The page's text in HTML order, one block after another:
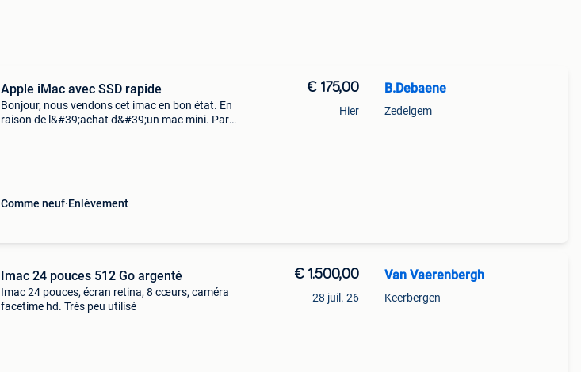
Apple iMac avec SSD rapide
Bonjour, nous vendons cet imac en bon état. En
raison de l&#39;achat d&#39;un mac mini. Par
Comme neuf Enlèvement
€ 175,00
Hier
B.Debaene
Zedelgem
Imac 24 pouces 512 Go argenté
Imac 24 pouces, écran retina, 8 cœurs, caméra
facetime hd. Très peu utilisé
€ 1.500,00
28 juil. 26
Van Vaerenbergh
Keerbergen